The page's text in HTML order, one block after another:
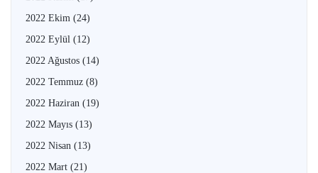
2022 Ekim (24)
2022 Eylül (12)
2022 Ağustos (14)
2022 Temmuz (8)
2022 Haziran (19)
2022 Mayıs (13)
2022 Nisan (13)
2022 Mart (21)